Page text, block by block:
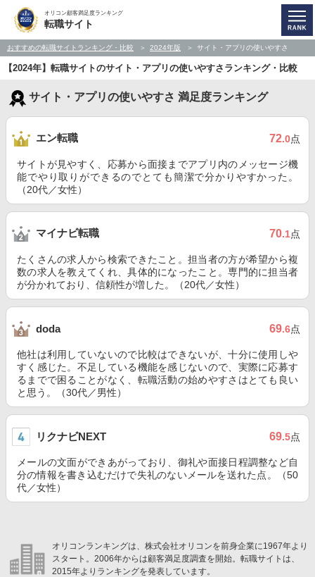
オリコン顧客満足度ランキング
転職サイト
おすすめの転職サイトランキング・比較 2024年版 サイト・アプリの使いやすさ
【2024年】転職サイトのサイト・アプリの使いやすさランキング・比較
サイト・アプリの使いやすさ 満足度ランキング
エン転職 72.0点
サイトが見やすく、応募から面接までアプリ内のメッセージ機
能でやり取りができるのでとても簡潔で分かりやすかった。
（20代／女性）
マイナビ転職 70.1点
たくさんの求人から検索できたこと。担当者の方が希望から複
数の求人を教えてくれ、具体的になったこと。専門的に担当者
が分かれており、信頼性が増した。（20代／女性）
doda 69.6点
他社は利用していないので比較はできないが、十分に使用しや
すく感じた。不足している機能を感じないので、実際に応募す
るまでで困ることがなく、転職活動の始めやすさはとても良い
と思う。（30代／男性）
リクナビNEXT 69.5点
メールの文面ができあがっており、御礼や面接日程調整など自
分の情報を書き込むだけで失礼のないメールを送れた点。（50
代／女性）
オリコンランキングは、株式会社オリコンを前身企業に1967年より
スタート。2006年からは顧客満足度調査を開始。転職サイトは、
2015年よりランキングを発表しています。